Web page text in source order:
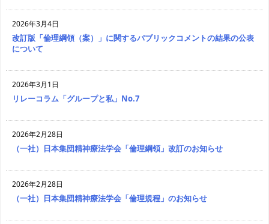
2026年3月4日
改訂版「倫理綱領（案）」に関するパブリックコメントの結果の公表
について
2026年3月1日
リレーコラム「グループと私」No.7
2026年2月28日
（一社）日本集団精神療法学会「倫理綱領」改訂のお知らせ
2026年2月28日
（一社）日本集団精神療法学会「倫理規程」のお知らせ